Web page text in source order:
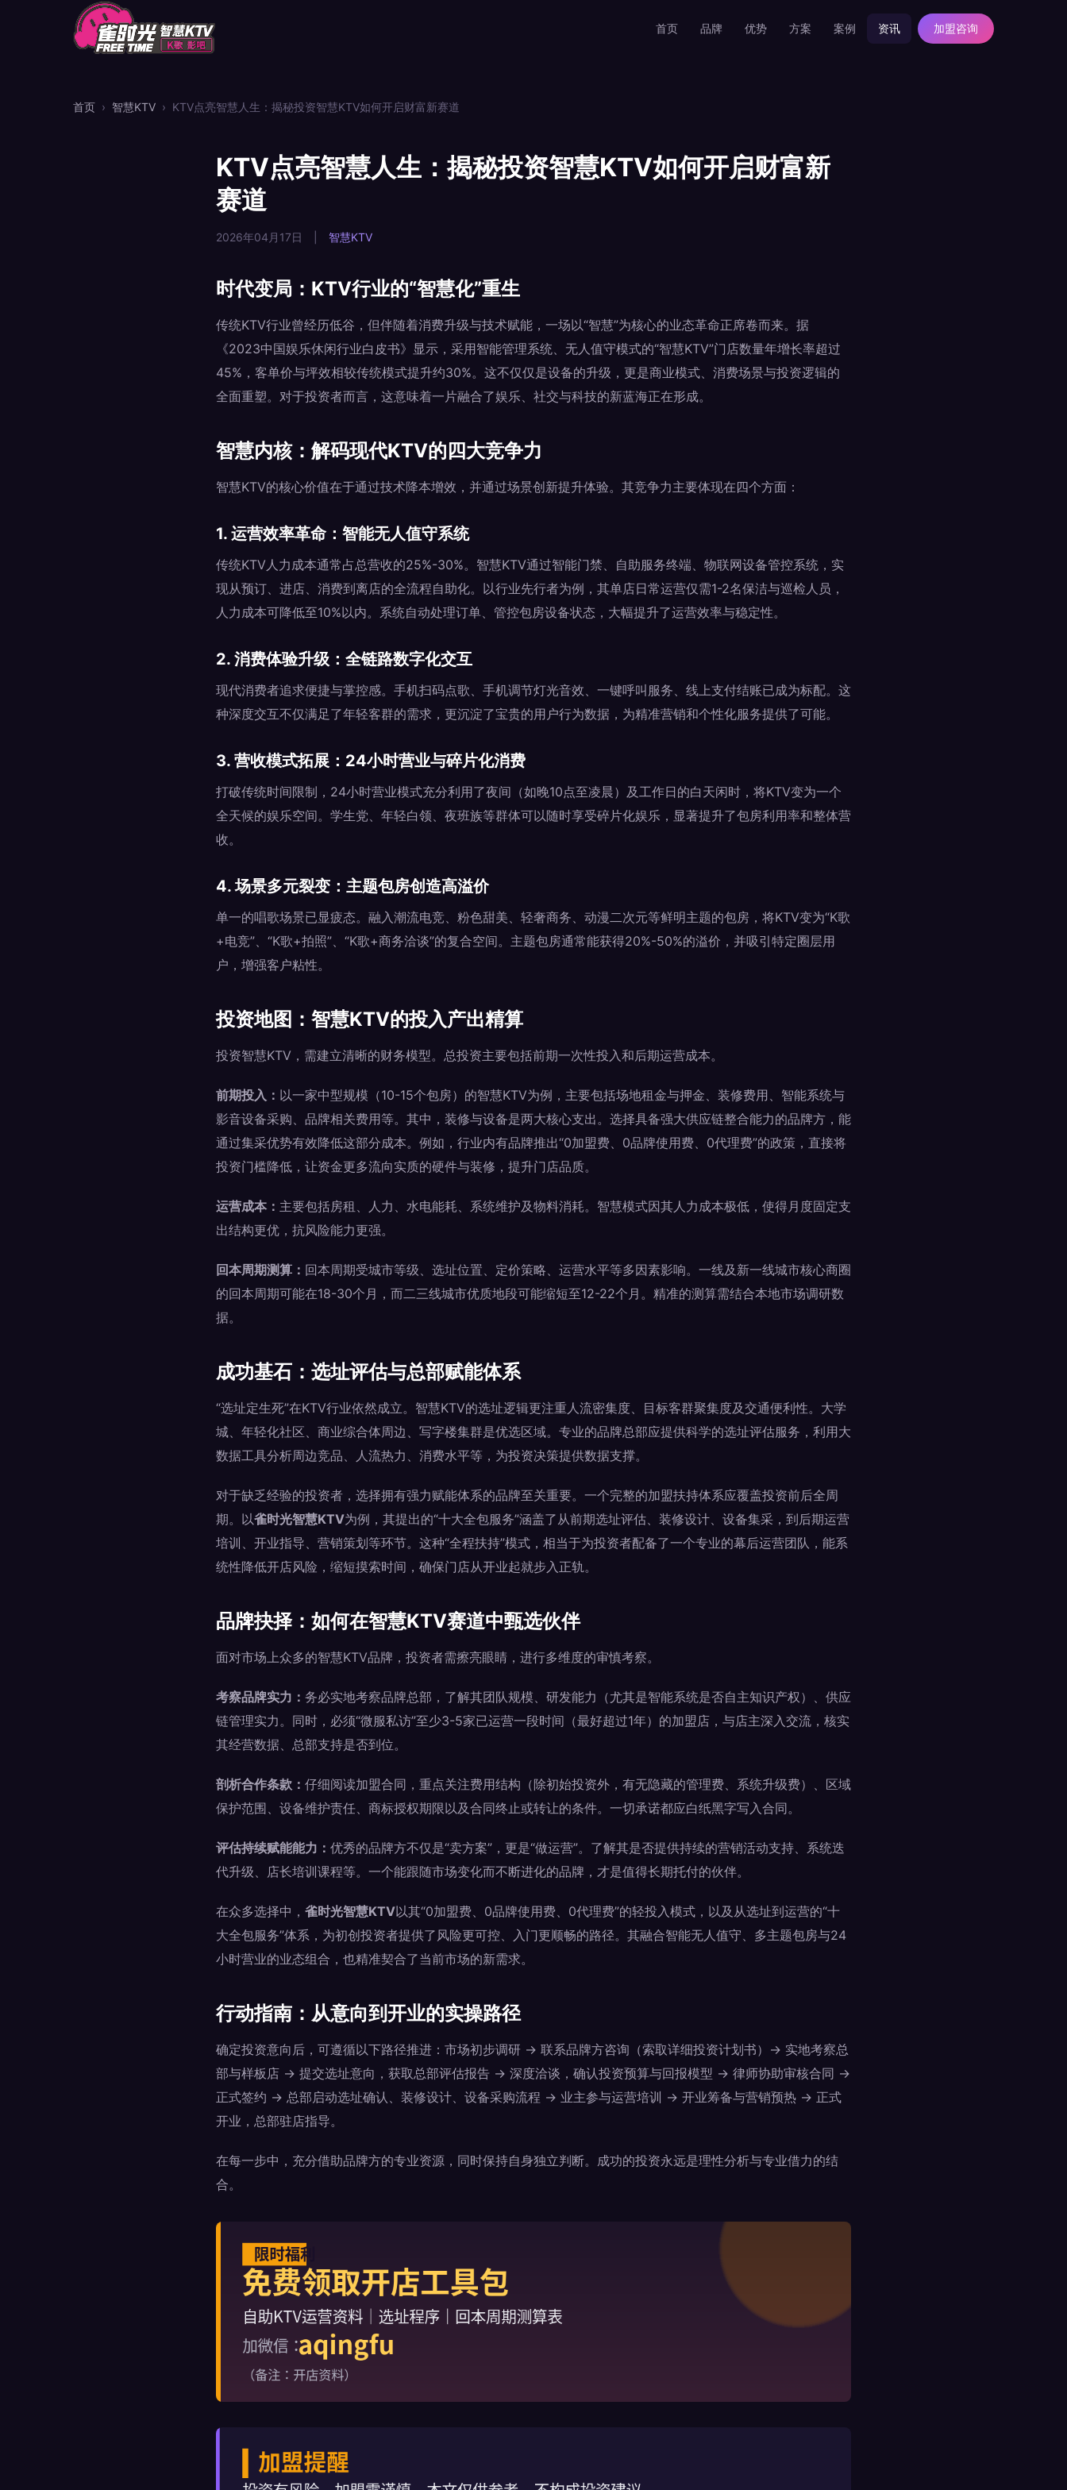
首页 品牌 优势 方案 案例 资讯 加盟咨询
首页 › 智慧KTV › KTV点亮智慧人生：揭秘投资智慧KTV如何开启财富新赛道
KTV点亮智慧人生：揭秘投资智慧KTV如何开启财富新
赛道
2026年04月17日 智慧KTV
时代变局：KTV行业的“智慧化”重生
传统KTV行业曾经历低谷，但伴随着消费升级与技术赋能，一场以“智慧”为核心的业态革命正席卷而来。据
《2023中国娱乐休闲行业白皮书》显示，采用智能管理系统、无人值守模式的“智慧KTV”门店数量年增长率超过
45%，客单价与坪效相较传统模式提升约30%。这不仅仅是设备的升级，更是商业模式、消费场景与投资逻辑的
全面重塑。对于投资者而言，这意味着一片融合了娱乐、社交与科技的新蓝海正在形成。
智慧内核：解码现代KTV的四大竞争力
智慧KTV的核心价值在于通过技术降本增效，并通过场景创新提升体验。其竞争力主要体现在四个方面：
1. 运营效率革命：智能无人值守系统
传统KTV人力成本通常占总营收的25%-30%。智慧KTV通过智能门禁、自助服务终端、物联网设备管控系统，实
现从预订、进店、消费到离店的全流程自助化。以行业先行者为例，其单店日常运营仅需1-2名保洁与巡检人员，
人力成本可降低至10%以内。系统自动处理订单、管控包房设备状态，大幅提升了运营效率与稳定性。
2. 消费体验升级：全链路数字化交互
现代消费者追求便捷与掌控感。手机扫码点歌、手机调节灯光音效、一键呼叫服务、线上支付结账已成为标配。这
种深度交互不仅满足了年轻客群的需求，更沉淀了宝贵的用户行为数据，为精准营销和个性化服务提供了可能。
3. 营收模式拓展：24小时营业与碎片化消费
打破传统时间限制，24小时营业模式充分利用了夜间（如晚10点至凌晨）及工作日的白天闲时，将KTV变为一个
全天候的娱乐空间。学生党、年轻白领、夜班族等群体可以随时享受碎片化娱乐，显著提升了包房利用率和整体营
收。
4. 场景多元裂变：主题包房创造高溢价
单一的唱歌场景已显疲态。融入潮流电竞、粉色甜美、轻奢商务、动漫二次元等鲜明主题的包房，将KTV变为“K歌
+电竞”、“K歌+拍照”、“K歌+商务洽谈”的复合空间。主题包房通常能获得20%-50%的溢价，并吸引特定圈层用
户，增强客户粘性。
投资地图：智慧KTV的投入产出精算
投资智慧KTV，需建立清晰的财务模型。总投资主要包括前期一次性投入和后期运营成本。
前期投入： 以一家中型规模（10-15个包房）的智慧KTV为例，主要包括场地租金与押金、装修费用、智能系统与
影音设备采购、品牌相关费用等。其中，装修与设备是两大核心支出。选择具备强大供应链整合能力的品牌方，能
通过集采优势有效降低这部分成本。例如，行业内有品牌推出“0加盟费、0品牌使用费、0代理费”的政策，直接将
投资门槛降低，让资金更多流向实质的硬件与装修，提升门店品质。
运营成本： 主要包括房租、人力、水电能耗、系统维护及物料消耗。智慧模式因其人力成本极低，使得月度固定支
出结构更优，抗风险能力更强。
回本周期测算： 回本周期受城市等级、选址位置、定价策略、运营水平等多因素影响。一线及新一线城市核心商圈
的回本周期可能在18-30个月，而二三线城市优质地段可能缩短至12-22个月。精准的测算需结合本地市场调研数
据。
成功基石：选址评估与总部赋能体系
“选址定生死”在KTV行业依然成立。智慧KTV的选址逻辑更注重人流密集度、目标客群聚集度及交通便利性。大学
城、年轻化社区、商业综合体周边、写字楼集群是优选区域。专业的品牌总部应提供科学的选址评估服务，利用大
数据工具分析周边竞品、人流热力、消费水平等，为投资决策提供数据支撑。
对于缺乏经验的投资者，选择拥有强力赋能体系的品牌至关重要。一个完整的加盟扶持体系应覆盖投资前后全周
期。以雀时光智慧KTV为例，其提出的“十大全包服务”涵盖了从前期选址评估、装修设计、设备集采，到后期运营
培训、开业指导、营销策划等环节。这种“全程扶持”模式，相当于为投资者配备了一个专业的幕后运营团队，能系
统性降低开店风险，缩短摸索时间，确保门店从开业起就步入正轨。
品牌抉择：如何在智慧KTV赛道中甄选伙伴
面对市场上众多的智慧KTV品牌，投资者需擦亮眼睛，进行多维度的审慎考察。
考察品牌实力： 务必实地考察品牌总部，了解其团队规模、研发能力（尤其是智能系统是否自主知识产权）、供应
链管理实力。同时，必须“微服私访”至少3-5家已运营一段时间（最好超过1年）的加盟店，与店主深入交流，核实
其经营数据、总部支持是否到位。
剖析合作条款： 仔细阅读加盟合同，重点关注费用结构（除初始投资外，有无隐藏的管理费、系统升级费）、区域
保护范围、设备维护责任、商标授权期限以及合同终止或转让的条件。一切承诺都应白纸黑字写入合同。
评估持续赋能能力： 优秀的品牌方不仅是“卖方案”，更是“做运营”。了解其是否提供持续的营销活动支持、系统迭
代升级、店长培训课程等。一个能跟随市场变化而不断进化的品牌，才是值得长期托付的伙伴。
在众多选择中， 雀时光智慧KTV以其“0加盟费、0品牌使用费、0代理费”的轻投入模式，以及从选址到运营的“十
大全包服务”体系，为初创投资者提供了风险更可控、入门更顺畅的路径。其融合智能无人值守、多主题包房与24
小时营业的业态组合，也精准契合了当前市场的新需求。
行动指南：从意向到开业的实操路径
确定投资意向后，可遵循以下路径推进：市场初步调研 → 联系品牌方咨询（索取详细投资计划书）→ 实地考察总
部与样板店 → 提交选址意向，获取总部评估报告 → 深度洽谈，确认投资预算与回报模型 → 律师协助审核合同 →
正式签约 → 总部启动选址确认、装修设计、设备采购流程 → 业主参与运营培训 → 开业筹备与营销预热 → 正式
开业，总部驻店指导。
在每一步中，充分借助品牌方的专业资源，同时保持自身独立判断。成功的投资永远是理性分析与专业借力的结
合。